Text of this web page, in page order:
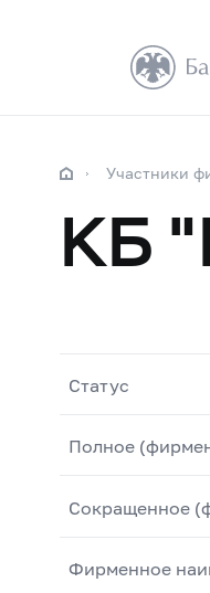
Участники
КБ
Статус
Полное
Сокращенное
Фирменное